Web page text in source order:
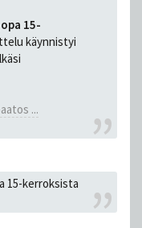
15-
käynnistyi
...
15-kerroksista